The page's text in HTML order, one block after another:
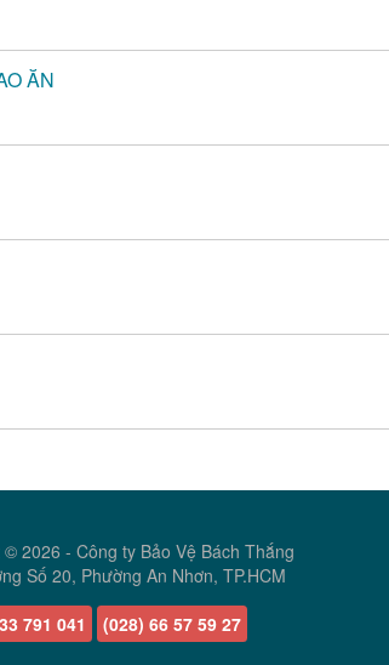
ĂN
© 2026 - Công ty Bảo Vệ Bách Thắng
Số 20, Phường An Nhơn, TP.HCM
791 041
(028) 66 57 59 27